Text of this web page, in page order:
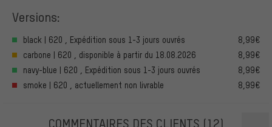
Versions:
black | 620 , Expédition sous 1-3 jours ouvrés
8,99€
carbone | 620 , disponible à partir du 18.08.2026
8,99€
navy-blue | 620 , Expédition sous 1-3 jours ouvrés
8,99€
smoke | 620 , actuellement non livrable
8,99€
COMMENTAIRES DES CLIENTS (12)